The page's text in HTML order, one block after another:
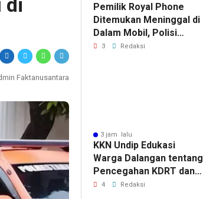
di
Faktanusantara
Pemilik Royal Phone
Ditemukan Meninggal di
Dalam Mobil, Polisi
Selidiki Dugaan
3 Redaksi
3 jam lalu
KKN Undip Edukasi
Warga Dalangan tentang
Pencegahan KDRT dan
Komunikasi Keluarga
4 Redaksi